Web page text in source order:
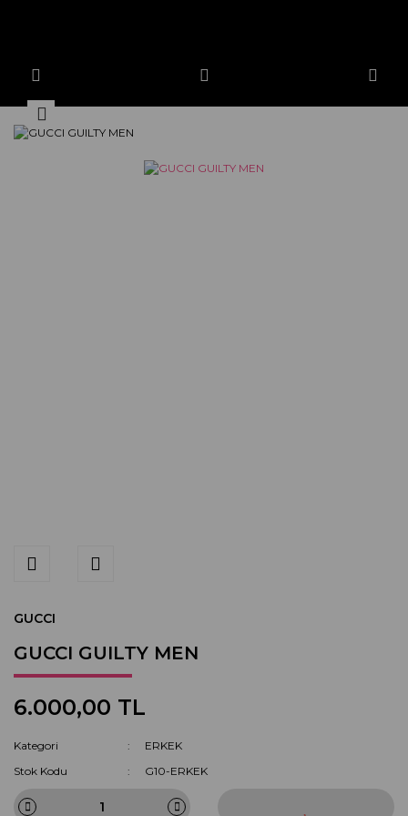
GUCCI
GUCCI GUILTY MEN
6.000,00 TL
Kategori
ERKEK
Stok Kodu
G10-ERKEK